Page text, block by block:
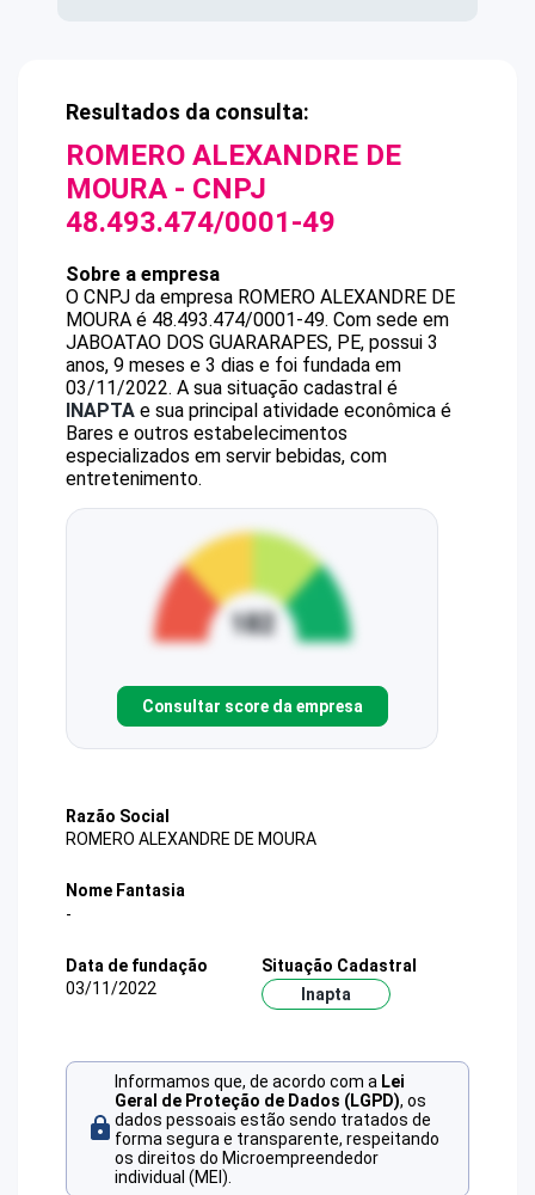
Resultados da consulta:
ROMERO ALEXANDRE DE
MOURA - CNPJ
48.493.474/0001-49
Sobre a empresa
O CNPJ da empresa ROMERO ALEXANDRE DE
MOURA é 48.493.474/0001-49. Com sede em
JABOATAO DOS GUARARAPES, PE, possui 3
anos, 9 meses e 3 dias e foi fundada em
03/11/2022. A sua situação cadastral é
INAPTA e sua principal atividade econômica é
Bares e outros estabelecimentos
especializados em servir bebidas, com
entretenimento.
Consultar score da empresa
Razão Social
ROMERO ALEXANDRE DE MOURA
Nome Fantasia
-
Data de fundação
03/11/2022
Situação Cadastral
Inapta
Informamos que, de acordo com a Lei
Geral de Proteção de Dados (LGPD), os
dados pessoais estão sendo tratados de
forma segura e transparente, respeitando
os direitos do Microempreendedor
individual (MEI).